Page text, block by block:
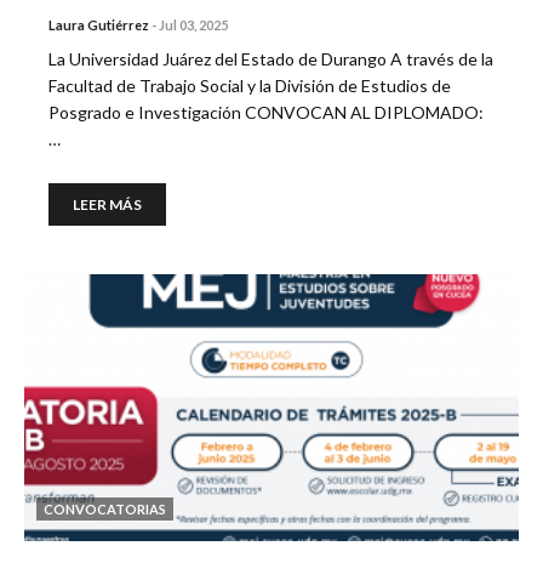
Laura Gutiérrez - Jul 03, 2025
La Universidad Juárez del Estado de Durango A través de la
Facultad de Trabajo Social y la División de Estudios de
Posgrado e Investigación CONVOCAN AL DIPLOMADO:
…
LEER MÁS
CONVOCATORIAS